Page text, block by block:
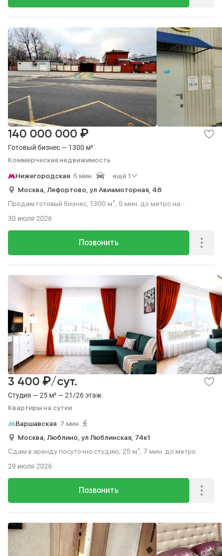
Готовый бизнес — 1300 м²
Коммерческая недвижимость
140 000 000 ₽
Нижегородская 5 мин.
ещё 1
Москва, Лефортово, ул Авиамоторная, 48
Продам готовый бизнес, 1300 м², 5 мин. до метро на
Позвонить
30 июля 2026
Студия — 25 м² — 21/26 этаж
Квартиры на сутки
3 400 ₽/сут.
Варшавская 7 мин.
Москва, Люблино, ул Люблинская, 74к1
Сдам в аренду посуточно студию, 25 м², 7 мин. до метро
Позвонить
29 июля 2026